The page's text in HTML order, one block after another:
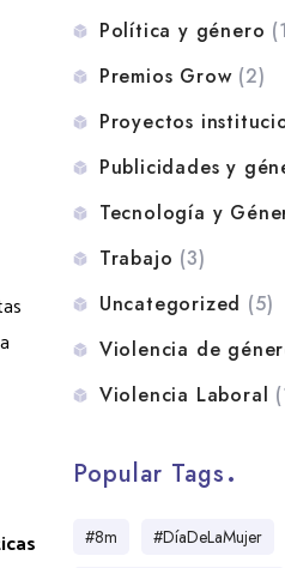
Política y género
Premios Grow (2)
Proyectos
Publicidades y
Tecnología y
Trabajo (3)
Uncategorized (5)
Violencia de
Violencia Laboral
Popular Tags
#8m
#DíaDeLaMujer